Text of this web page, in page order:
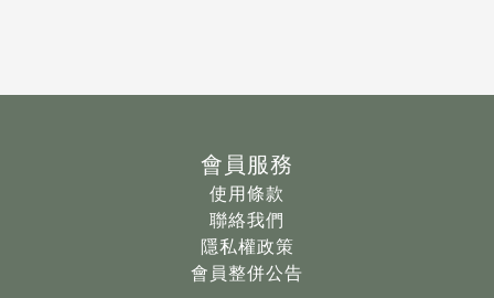
會員服務
使用條款
聯絡我們
隱私權政策
會員整併公告